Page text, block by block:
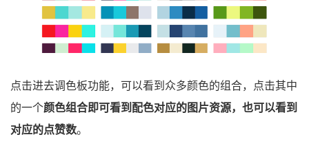
点击进去调色板功能，可以看到众多颜色的组合，点击其中
的一个颜色组合即可看到配色对应的图片资源，也可以看到
对应的点赞数。